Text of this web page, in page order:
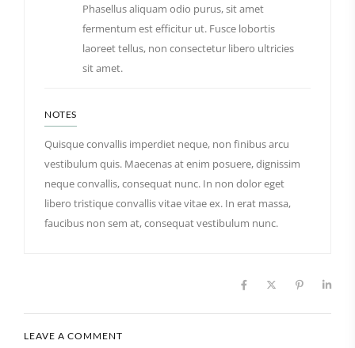
Phasellus aliquam odio purus, sit amet
fermentum est efficitur ut. Fusce lobortis
laoreet tellus, non consectetur libero ultricies
sit amet.
NOTES
Quisque convallis imperdiet neque, non finibus arcu
vestibulum quis. Maecenas at enim posuere, dignissim
neque convallis, consequat nunc. In non dolor eget
libero tristique convallis vitae vitae ex. In erat massa,
faucibus non sem at, consequat vestibulum nunc.
LEAVE A COMMENT